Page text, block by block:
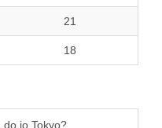
21
18
do io Tokyo?